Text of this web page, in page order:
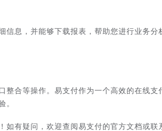
信息，并能够下载报表，帮助您进行业务分
整合等操作。易支付作为一个高效的在线支
。
如有疑问，欢迎查阅易支付的官方文档或联